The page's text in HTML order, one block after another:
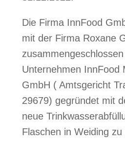
Die Firma InnFood
mit der Firma Roxane
Unternehmen InnFood
GmbH ( Amtsgericht
29679) gegründet mit
neue
Flaschen in Weiding